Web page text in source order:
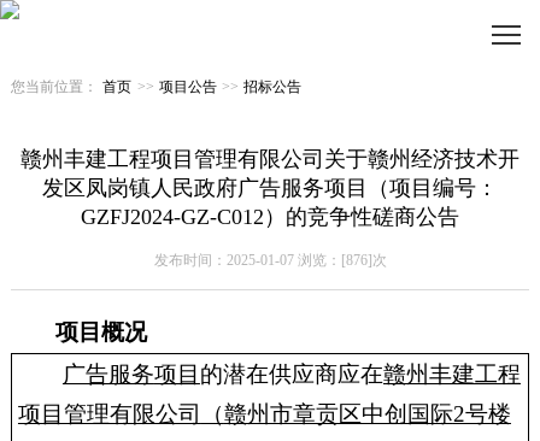
您当前位置： 首页 >> 项目公告 >> 招标公告
赣州丰建工程项目管理有限公司关于赣州经济技术开
发区凤岗镇人民政府广告服务项目（项目编号：
GZFJ2024-GZ-C012）的竞争性磋商公告
发布时间：2025-01-07 浏览：[876]次
项目概况
广告服务项目 的潜在供应商应在赣州丰建工程
项目管理有限公司
（赣州市章贡区中创国际2号楼